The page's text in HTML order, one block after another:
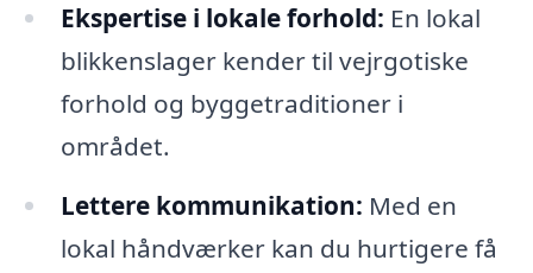
Ekspertise i lokale forhold: En lokal
blikkenslager kender til vejrgotiske
forhold og byggetraditioner i
området.
Lettere kommunikation: Med en
lokal håndværker kan du hurtigere få